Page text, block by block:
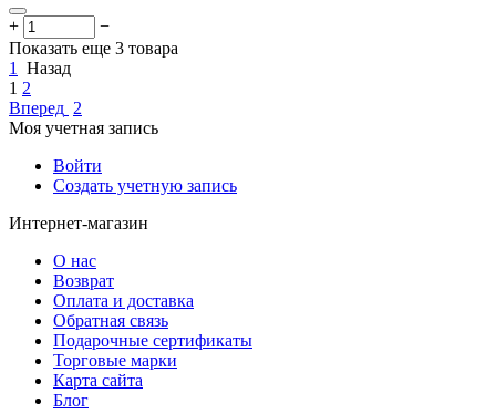
+
−
Показать еще 3 товара
1 Назад
1 2
Вперед 2
Моя учетная запись
Войти
Создать учетную запись
Интернет-магазин
О нас
Возврат
Оплата и доставка
Обратная связь
Подарочные сертификаты
Торговые марки
Карта сайта
Блог